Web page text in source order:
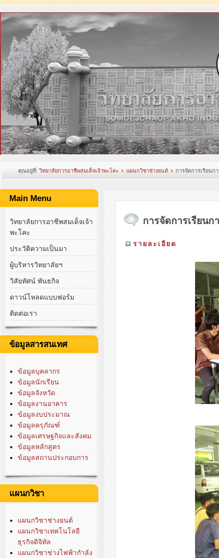
คุณอยู่ที่: วิทยาลัยการอาชีพสมเด็จเจ้าพะโคะ แผนกวิชาช่างยนต์ การจัดการเรียนก
Main Menu
วิทยาลัยการอาชีพสมเด็จเจ้า
พะโคะ
ประวัติความเป็นมา
ผู้บริหารวิทยาลัยฯ
วิสัยทัศน์ พันธกิจ
ดาวน์โหลดแบบฟอร์ม
ติดต่อเรา
ข้อมูลสารสนเทศ
ข้อมูลบุคลากร
ข้อมูลนักเรียน
ข้อมูลจังหวัด
ข้อมูลงานอาคาร
ข้อมูลงบประมาณ
ข้อมูลครุภัณฑ์
ข้อมูลเศรษฐกิจและสังคม
ข้อมูลหลักสูตร
ข้อมูลสถานประกอบการ
แผนกวิชา
แผนกวิชาช่างยนต์
แผนกวิชาเทคโนโลยี
ธุรกิจดิจิทัล
แผนกวิชาช่างไฟฟ้ากำลัง
การจัดการเรียน
รายละเอียด